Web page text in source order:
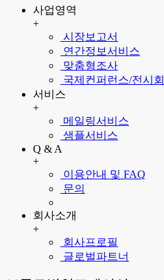
사업영역
+
시장보고서
연간정보서비스
맞춤형조사
국제컨퍼런스/전시회
서비스
+
메일링서비스
샘플서비스
Q & A
+
이용안내 및 FAQ
문의
회사소개
+
회사프로필
글로벌파트너